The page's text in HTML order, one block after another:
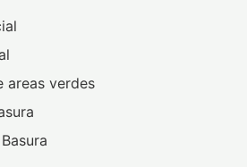
areas verdes